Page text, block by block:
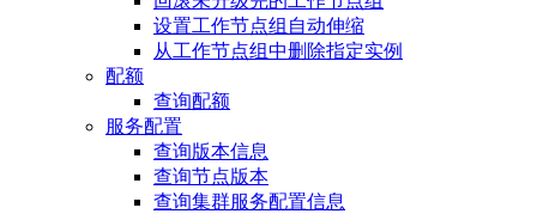
设置工作节点组自动伸缩
从工作节点组中删除指定实例
配额
查询配额
服务配置
查询版本信息
查询节点版本
查询集群服务配置信息